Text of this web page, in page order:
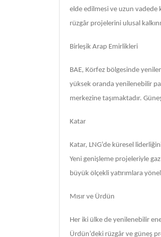
elde edilmesi ve uzun vadede
rüzgâr projelerini ulusal
Birleşik Arap Emirlikleri
BAE, Körfez bölgesinde
yüksek oranda yenilenebilir
merkezine taşımaktadır.
Katar
Katar, LNG’de küresel
Yeni genişleme projeleriyle
büyük ölçekli yatırımlara
Mısır ve Ürdün
Her iki ülke de yenilenebilir
Ürdün’deki rüzgâr ve güneş